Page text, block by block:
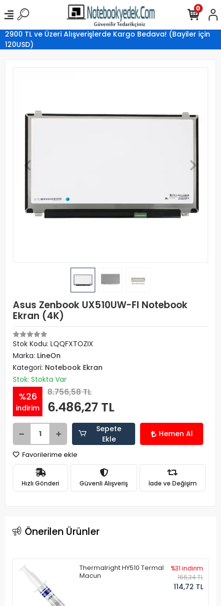
2900 TL ve Üzeri Alışverişlerde Kargo Bedava! (Bayiler için
120USD)
0
Asus Zenbook UX510UW-FI Notebook
Ekran (4K)
Stok Kodu: LQQFXTOZIX
Marka: LineOn
Kategori: Notebook Ekran
Stok: Stokta Var
%26
indirim
8.756,58 TL
6.486,27 TL
Sepete
Ekle
Hemen Al
Favorilerime ekle
Hızlı Gönderi Güvenli Alışveriş İade ve Değişim
Önerilen Ürünler
Thermalright HY510 Termal
Macun
%31 indirim
166,34 TL
114,72 TL